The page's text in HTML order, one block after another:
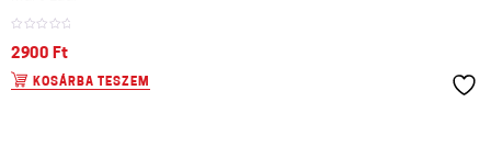
2900 Ft
KOSÁRBA TESZEM